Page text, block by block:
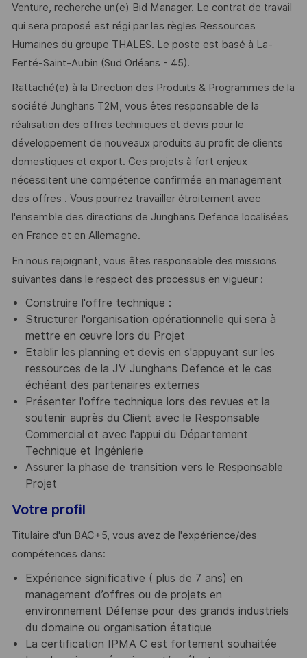
Venture, recherche un(e) Bid Manager. Le contrat de travail
qui sera proposé est régi par les règles Ressources
Humaines du groupe THALES. Le poste est basé à La-
Ferté-Saint-Aubin (Sud Orléans - 45).
Rattaché(e) à la Direction des Produits & Programmes de la
société Junghans T2M, vous êtes responsable de la
réalisation des offres techniques et devis pour le
développement de nouveaux produits au profit de clients
domestiques et export. Ces projets à fort enjeux
nécessitent une compétence confirmée en management
des offres . Vous pourrez travailler étroitement avec
l'ensemble des directions de Junghans Defence localisées
en France et en Allemagne.
En nous rejoignant, vous êtes responsable des missions
suivantes dans le respect des processus en vigueur :
Construire l'offre technique :
Structurer l'organisation opérationnelle qui sera à
mettre en œuvre lors du Projet
Etablir les planning et devis en s'appuyant sur les
ressources de la JV Junghans Defence et le cas
échéant des partenaires externes
Présenter l'offre technique lors des revues et la
soutenir auprès du Client avec le Responsable
Commercial et avec l'appui du Département
Technique et Ingénierie
Assurer la phase de transition vers le Responsable
Projet
Votre profil
Titulaire d'un BAC+5, vous avez de l'expérience/des
compétences dans:
Expérience significative ( plus de 7 ans) en
management d’offres ou de projets en
environnement Défense pour des grands industriels
du domaine ou organisation étatique
La certification IPMA C est fortement souhaitée